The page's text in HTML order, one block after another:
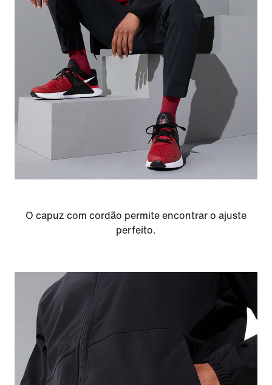
O capuz com cordão permite encontrar o ajuste
perfeito.